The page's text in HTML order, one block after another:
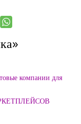
компании для